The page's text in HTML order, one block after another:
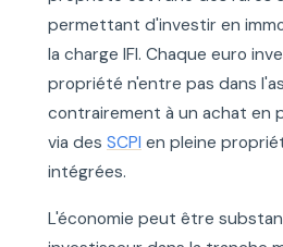
permettant d'investir en
la charge IFI. Chaque euro
propriété n'entre pas dans
contrairement à un achat en
via des SCPI en pleine
intégrées.
L'économie peut être